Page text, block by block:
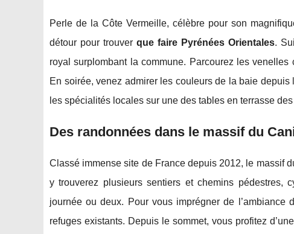
Perle de la Côte Vermeille, célèbre pour son
détour pour trouver que faire Pyrénées Orientales.
royal surplombant la commune. Parcourez les
En soirée, venez admirer les couleurs de la baie
les spécialités locales sur une des tables en terrasse
Des randonnées dans le massif du
Classé immense site de France depuis 2012, le massif
y trouverez plusieurs sentiers et chemins pédestres,
journée ou deux. Pour vous imprégner de
refuges existants. Depuis le sommet, vous profitez